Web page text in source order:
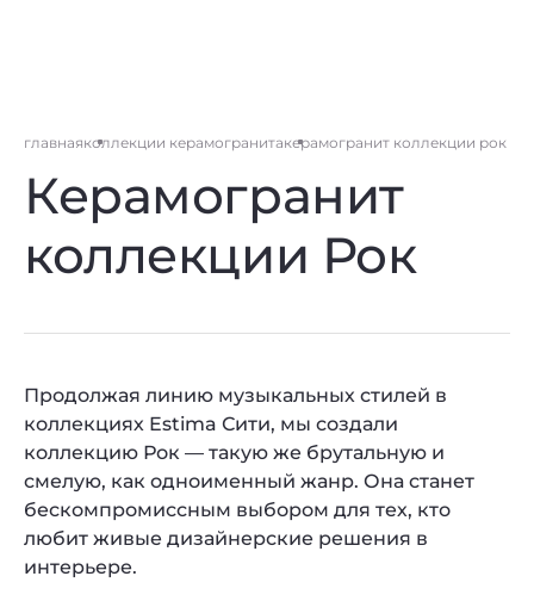
главнаяколлекции керамогранитакерамогранит коллекции рок
Керамогранит
коллекции Рок
Продолжая линию музыкальных стилей в
коллекциях Estima Сити, мы создали
коллекцию Рок — такую же брутальную и
смелую, как одноименный жанр. Она станет
бескомпромиссным выбором для тех, кто
любит живые дизайнерские решения в
интерьере.